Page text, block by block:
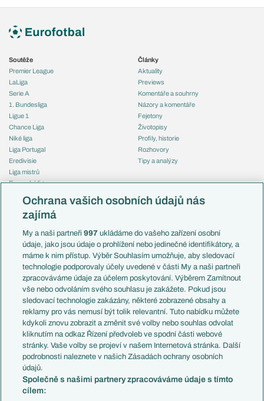
Soutěže
Premier League
LaLiga
Serie A
1. Bundesliga
Ligue 1
Chance Liga
Niké liga
Liga Portugal
Eredivisie
Liga mistrů
Evropská liga
Mistrovství světa
Liga národů
Témata
Představení týmů MS
EuroSkauting
PL v kostce
Evropské koeficienty
Přestupy
Přestupové spekulace
Zranění
Kluby
Arsenal FC
Chelsea FC
Manchester United
AC Milán
Články
Aktuality
Previews
Komentáře a souhrny
Názory a komentáře
Fejetony
Životopisy
Profily, historie
Rozhovory
Tipy a analýzy
Česko
Francie
Itálie
Německo
Španělsko
Argentina
Brazílie
Přestupy
Zápasy
Livescore
Tipovací soutěž
Ochrana vašich osobních údajů nás
zajímá
My a naši partneři997 ukládáme do vašeho zařízení osobní
údaje, jako jsou údaje o prohlížení nebo jedinečné identifikátory, a
máme k nim přístup. Výběr Souhlasím umožňuje, aby sledovací
technologie podporovaly účely uvedené v části My a naši partneři
zpracováváme údaje za účelem poskytování. Výběrem Zamítnout
vše nebo odvoláním svého souhlasu je zakážete. Pokud jsou
sledovací technologie zakázány, některé zobrazené obsahy a
reklamy pro vás nemusí být tolik relevantní. Tuto nabídku můžete
kdykoli znovu zobrazit a změnit své volby nebo souhlas odvolat
kliknutím na odkaz Řízení předvoleb ve spodní části webové
stránky. Vaše volby se projeví v našem Internetová stránka. Další
podrobnosti naleznete v našich Zásadách ochrany osobních
údajů.
Společně s našimi partnery zpracováváme údaje s tímto
cílem: